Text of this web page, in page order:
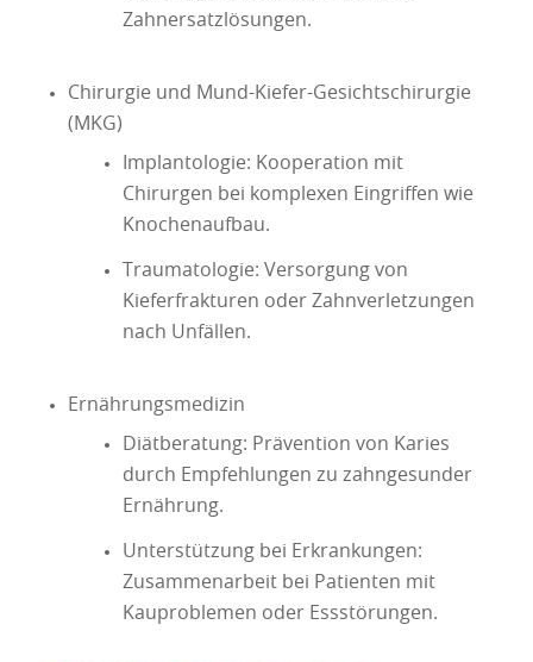
Zahnersatzlösungen.
Chirurgie und Mund-Kiefer-Gesichtschirurgie
(MKG)
Implantologie: Kooperation mit
Chirurgen bei komplexen Eingriffen wie
Knochenaufbau.
Traumatologie: Versorgung von
Kieferfrakturen oder Zahnverletzungen
nach Unfällen.
Ernährungsmedizin
Diätberatung: Prävention von Karies
durch Empfehlungen zu zahngesunder
Ernährung.
Unterstützung bei Erkrankungen:
Zusammenarbeit bei Patienten mit
Kauproblemen oder Essstörungen.